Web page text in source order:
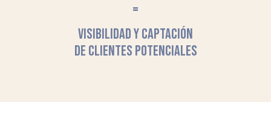
=
VISIBILIDAD Y CAPTACIÓN
DE CLIENTES POTENCIALES